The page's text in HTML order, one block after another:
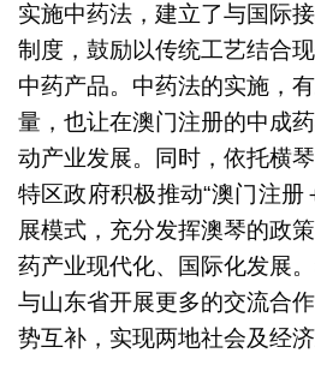
实施中药法，建立了与国际
制度，鼓励以传统工艺结合
中药产品。中药法的实施，
量，也让在澳门注册的中成
动产业发展。同时，依托横
特区政府积极推动“澳门注册
展模式，充分发挥澳琴的政
药产业现代化、国际化发展
与山东省开展更多的交流合
势互补，实现两地社会及经济